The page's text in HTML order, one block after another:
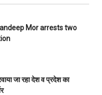
Mor arrests two
जा रहा देश व प्रदेश का